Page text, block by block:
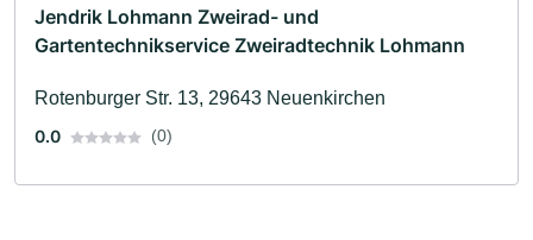
Jendrik Lohmann Zweirad- und
Gartentechnikservice Zweiradtechnik Lohmann
Rotenburger Str. 13, 29643 Neuenkirchen
0.0
(0)